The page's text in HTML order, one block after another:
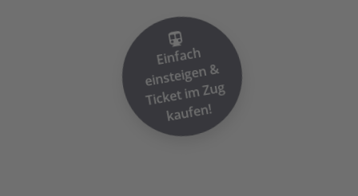
Einfach
einsteigen
&
Ticket i
m Zug
kaufen!